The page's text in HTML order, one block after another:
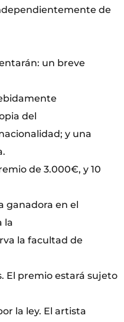
de
un breve
del
y una
de 3.000€, y 10
ganadora en el
la
la facultad de
El premio estará sujeto
la ley. El artista